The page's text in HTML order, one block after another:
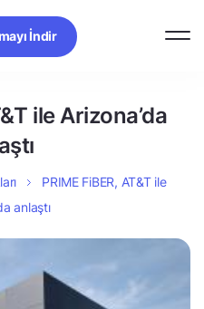
İndir
ile Arizona’da
PRIME FiBER, AT&T ile
anlaştı